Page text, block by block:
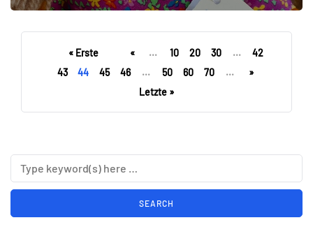
« Erste « ... 10 20 30 ...
42
43
44 45 46 ... 50 60 70 ...
»
Letzte »